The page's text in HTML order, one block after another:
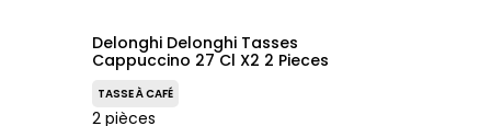
Delonghi Delonghi Tasses
Cappuccino 27 Cl X2 2 Pieces
TASSE À CAFÉ
2 pièces